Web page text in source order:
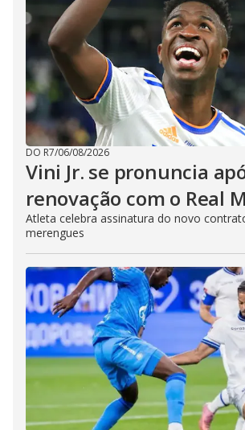
DO R7/06/08/2026
Vini Jr. se pronuncia
renovação com o Real
Atleta celebra assinatura do novo
merengues